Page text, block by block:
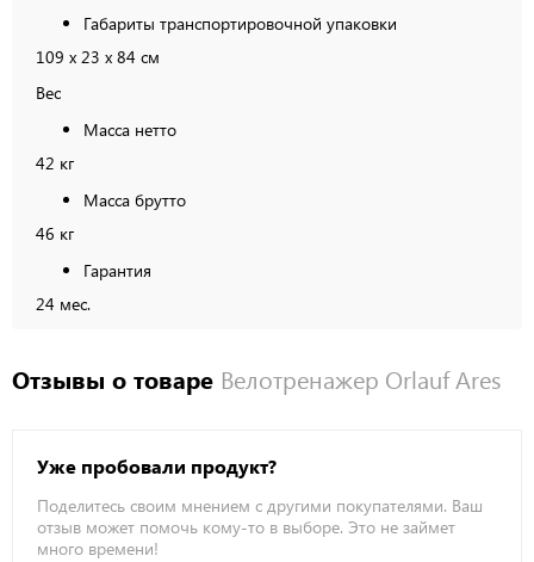
Габариты транспортировочной упаковки
109 х 23 х 84 см
Вес
Масса нетто
42 кг
Масса брутто
46 кг
Гарантия
24 мес.
Отзывы о товаре Велотренажер Orlauf Ares
Уже пробовали продукт?
Поделитесь своим мнением с другими покупателями. Ваш
отзыв может помочь кому-то в выборе. Это не займет
много времени!